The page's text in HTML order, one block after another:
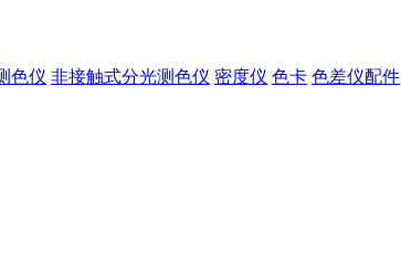
色仪 非接触式分光测色仪 密度仪 色卡 色差仪配件